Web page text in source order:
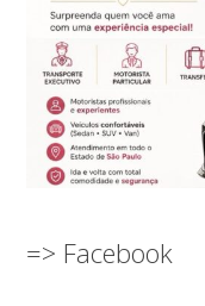
=> Facebook